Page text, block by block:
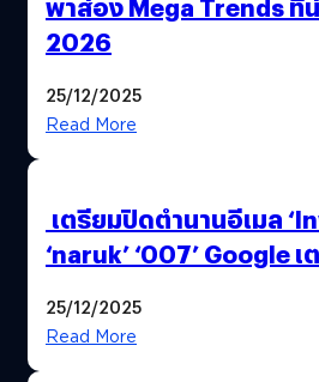
2026
25/12/2025
Read More
เตรียมปิดตำนานอีเมล
‘naruk’ ‘007’ Google
25/12/2025
Read More